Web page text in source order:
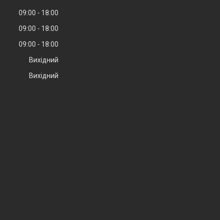
09:00
18:00
09:00
18:00
09:00
18:00
Вихідний
Вихідний